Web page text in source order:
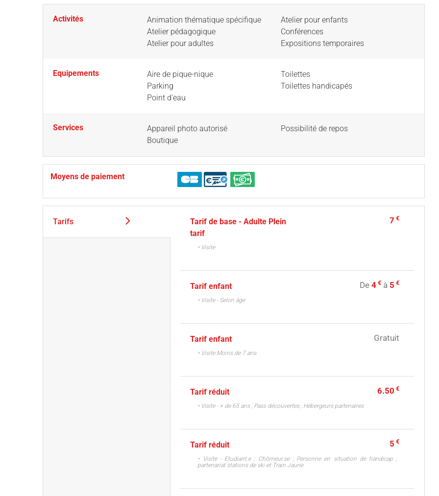
Activités
Animation thématique spécifique
Atelier pédagogique
Atelier pour adultes
Atelier pour enfants
Conférences
Expositions temporaires
Equipements
Aire de pique-nique
Parking
Point d'eau
Toilettes
Toilettes handicapés
Services
Appareil photo autorisé
Boutique
Possibilité de repos
Moyens de paiement
Tarifs
Tarif de base - Adulte Plein
tarif
7 €
• Visite
Tarif enfant De4 € à 5 €
• Visite - Selon âge
Tarif enfant Gratuit
• Visite Moins de 7 ans
Tarif réduit 6.50 €
• Visite - + de 65 ans ; Pass découvertes ; Hébergeurs partenaires
Tarif réduit 5 €
• Visite - Etudiant.e ; Chômeur.se ; Personne en situation de handicap ;
partenariat stations de ski et Train Jaune